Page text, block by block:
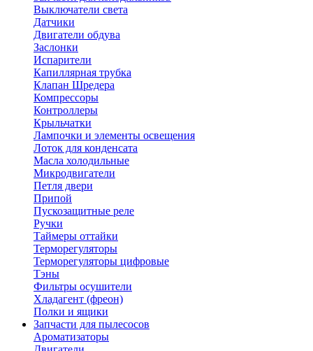
Выключатели света
Датчики
Двигатели обдува
Заслонки
Испарители
Капиллярная трубка
Клапан Шредера
Компрессоры
Контроллеры
Крыльчатки
Лампочки и элементы освещения
Лоток для конденсата
Масла холодильные
Микродвигатели
Петля двери
Припой
Пускозащитные реле
Ручки
Таймеры оттайки
Терморегуляторы
Терморегуляторы цифровые
Тэны
Фильтры осушители
Хладагент (фреон)
Полки и ящики
Запчасти для пылесосов
Ароматизаторы